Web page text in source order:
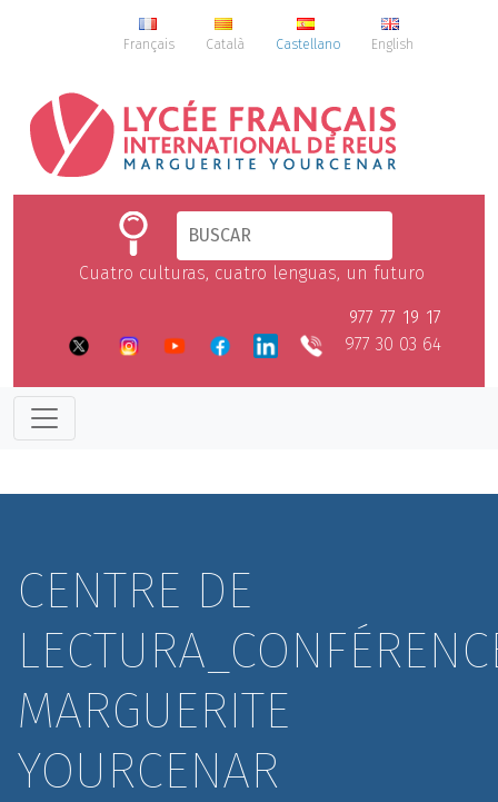
Français Català Castellano English
Cuatro culturas, cuatro lenguas, un futuro
977 77 19 17
977 30 03 64
CENTRE DE
MARGUERITE
YOURCENAR